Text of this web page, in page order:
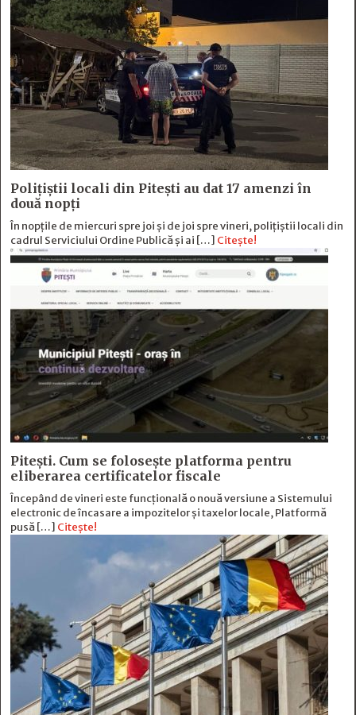
Polițiștii locali din Pitești au dat 17 amenzi în
două nopți
În nopțile de miercuri spre joi și de joi spre vineri, polițiștii locali din
cadrul Serviciului Ordine Publică și ai […] Citește!
Pitești. Cum se folosește platforma pentru
eliberarea certificatelor fiscale
Începând de vineri este funcțională o nouă versiune a Sistemului
electronic de încasare a impozitelor și taxelor locale, Platformă
pusă […] Citește!